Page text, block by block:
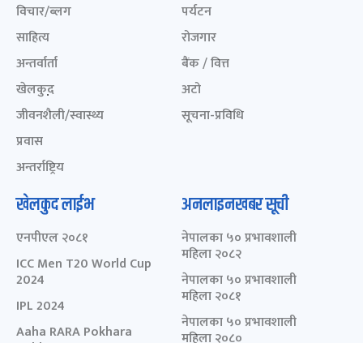
विचार/ब्लग
साहित्य
अन्तर्वार्ता
खेलकुद़़
जीवनशैली/स्वास्थ्य
प्रवास
अन्तर्राष्ट्रिय
पर्यटन
रोजगार
बैंक / वित्त
अटो
सूचना-प्रविधि
खेलकुद लाईभ
एनपीएल २०८१
ICC Men T20 World Cup
2024
IPL 2024
Aaha RARA Pokhara
अनलाइनखबर सूची
नेपालका ५० प्रभावशाली
महिला २०८२
नेपालका ५० प्रभावशाली
महिला २०८१
नेपालका ५० प्रभावशाली